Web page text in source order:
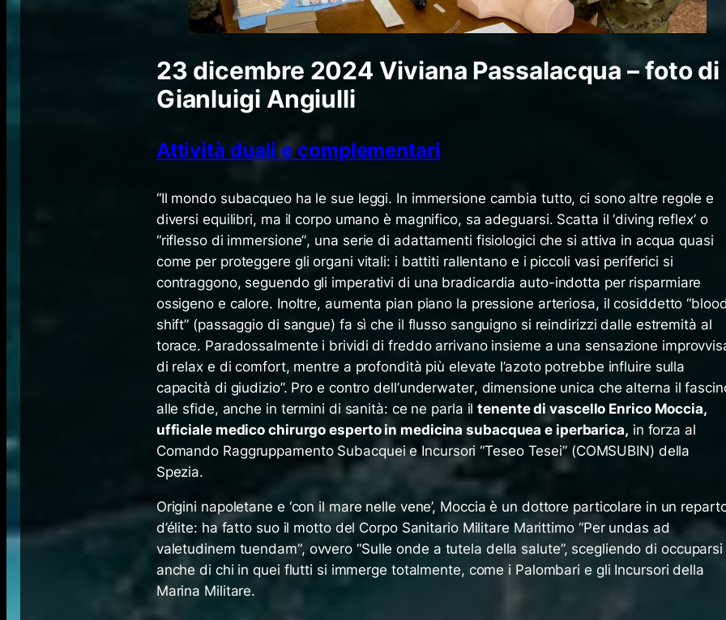
23 dicembre 2024Viviana Passalacqua – foto di
Gianluigi Angiulli
Attività duali e complementari
​​​“Il mondo subacqueo ha le sue leggi. In immersione cambia tutto, ci sono altre regole e
diversi equilibri, ma il corpo umano è magnifico, sa adeguarsi. Scatta il ‘diving reflex’ o
“riflesso di immersione”, una serie di adattamenti fisiologici che si attiva in acqua quasi
come per proteggere gli organi vitali: i battiti rallentano e i piccoli vasi periferici si
contraggono, seguendo gli imperativi di una bradicardia auto-indotta per risparmiare
ossigeno e calore. Inoltre, aumenta pian piano la pressione arteriosa, il cosiddetto
shift” (passaggio di sangue) fa sì che il flusso sanguigno si reindirizzi dalle estremità al
torace. Paradossalmente i brividi di freddo arrivano insieme a una sensazione
di relax e di comfort, mentre a profondità più elevate l’azoto potrebbe influire sulla
capacità di giudizio”. Pro e contro dell’underwater, dimensione unica che alterna il
alle sfide, anche in termini di sanità: ce ne parla iltenente di vascello Enrico Moccia,
ufficiale medico chirurgo esperto in medicina subacquea e iperbarica, in forza al
Comando Raggruppamento Subacquei e Incursori “Teseo Tesei” (COMSUBIN) della
Spezia.
Origini napoletane e ‘con il mare nelle vene’, Moccia è un dottore particolare in un
d’élite: ha fatto suo il motto del Corpo Sanitario Militare Marittimo “Per undas ad
valetudinem tuendam“, ovvero “Sulle onde a tutela della salute”, scegliendo di occuparsi
anche di chi in quei flutti si immerge totalmente, come i Palombari e gli Incursori della
Marina Militare.